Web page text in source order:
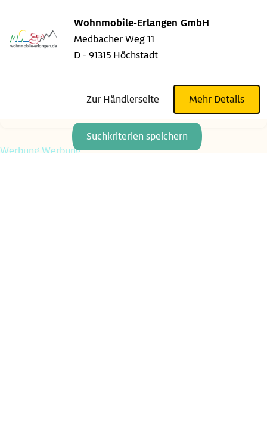
Suchkriterien speichern
Wohnmobile-Erlangen GmbH
Medbacher Weg 11
D - 91315 Höchstadt
Zur Händlerseite Mehr Details
WerbungWerbung